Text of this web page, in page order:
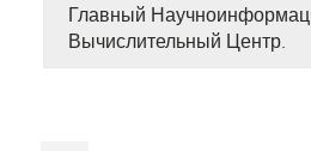
Главный
Вычислительный Центр.